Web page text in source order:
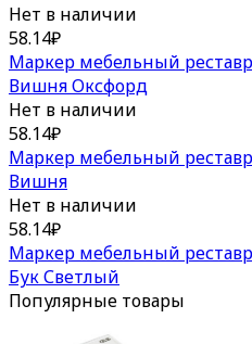
Нет в наличии
58.14₽
Маркер мебельный
Вишня Оксфорд
Нет в наличии
58.14₽
Маркер мебельный
Вишня
Нет в наличии
58.14₽
Маркер мебельный
Бук Светлый
Популярные товары